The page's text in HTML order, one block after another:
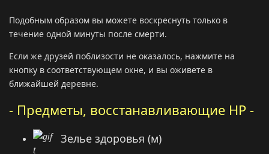
Подобным образом вы можете воскреснуть только в
течение одной минуты после смерти.
Если же друзей поблизости не оказалось, нажмите на
кнопку в соответствующем окне, и вы оживете в
ближайшей деревне.
- Предметы, восстанавливающие HP -
Зелье здоровья (м)